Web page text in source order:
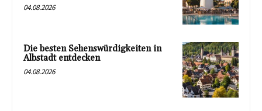
04.08.2026
Die besten Sehenswürdigkeiten in
Albstadt entdecken
04.08.2026